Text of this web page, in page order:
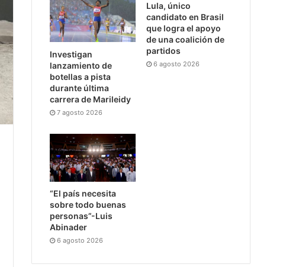
Investigan
lanzamiento de
botellas a pista
durante última
carrera de Marileidy
7 agosto 2026
Lula, único
candidato en Brasil
que logra el apoyo
de una coalición de
partidos
6 agosto 2026
“El país necesita
sobre todo buenas
personas”-Luis
Abinader
6 agosto 2026